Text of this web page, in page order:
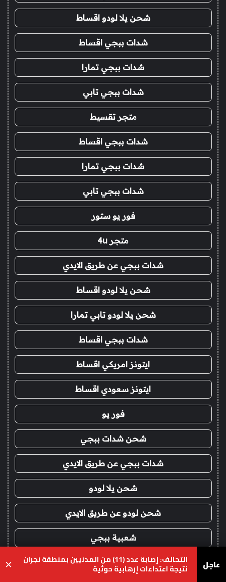
شحن يلا لودو اقساط
شدات ببجي اقساط
شدات ببجي تمارا
شدات ببجي تابي
متجر تقسيط
شدات ببجي اقساط
شدات ببجي تمارا
شدات ببجي تابي
فور يو ستور
متجر 4u
شدات ببجي عن طريق الايدي
شحن يلا لودو اقساط
شحن يلا لودو تابي تمارا
شدات ببجي اقساط
ايتونز امريكي اقساط
ايتونز سعودي اقساط
فور يو
شحن شدات ببجي
شدات ببجي عن طريق الايدي
شحن يلا لودو
شحن لودو عن طريق الايدي
شعبية ببجي
بطاقات ايتونز
عاجل التحالف: إصابة عدد (11) من المدنيين بمنطقة نجران
نتيجة اعتداءات إرهابية حوثية ×